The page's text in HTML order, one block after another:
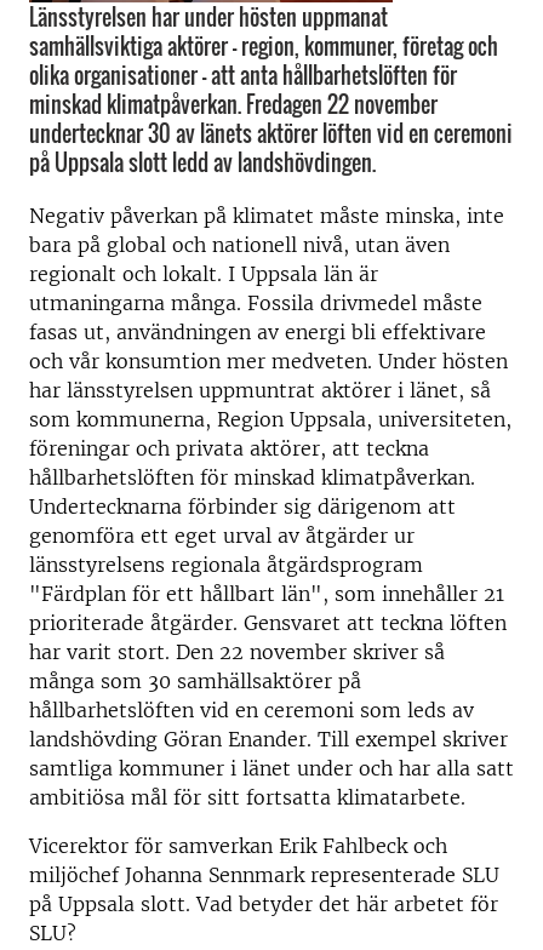
Länsstyrelsen har under hösten uppmanat
samhällsviktiga aktörer – region, kommuner, företag och
olika organisationer – att anta hållbarhetslöften för
minskad klimatpåverkan. Fredagen 22 november
undertecknar 30 av länets aktörer löften vid en ceremoni
på Uppsala slott ledd av landshövdingen.
Negativ påverkan på klimatet måste minska, inte
bara på global och nationell nivå, utan även
regionalt och lokalt. I Uppsala län är
utmaningarna många. Fossila drivmedel måste
fasas ut, användningen av energi bli effektivare
och vår konsumtion mer medveten. Under hösten
har länsstyrelsen uppmuntrat aktörer i länet, så
som kommunerna, Region Uppsala, universiteten,
föreningar och privata aktörer, att teckna
hållbarhetslöften för minskad klimatpåverkan.
Undertecknarna förbinder sig därigenom att
genomföra ett eget urval av åtgärder ur
länsstyrelsens regionala åtgärdsprogram
"Färdplan för ett hållbart län", som innehåller 21
prioriterade åtgärder. Gensvaret att teckna löften
har varit stort. Den 22 november skriver så
många som 30 samhällsaktörer på
hållbarhetslöften vid en ceremoni som leds av
landshövding Göran Enander. Till exempel skriver
samtliga kommuner i länet under och har alla satt
ambitiösa mål för sitt fortsatta klimatarbete.
Vicerektor för samverkan Erik Fahlbeck och
miljöchef Johanna Sennmark representerade SLU
på Uppsala slott. Vad betyder det här arbetet för
SLU?